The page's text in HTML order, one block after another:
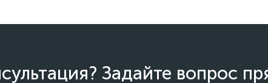
Задайте вопрос